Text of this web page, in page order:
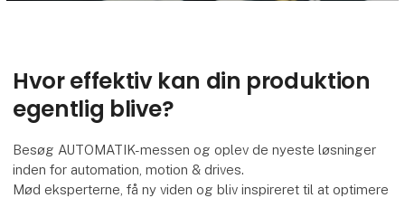
Hvor effektiv kan din produktion
egentlig blive?
Besøg AUTOMATIK-messen og oplev de nyeste løsninger
inden for automation, motion & drives.
Mød eksperterne, få ny viden og bliv inspireret til at optimere